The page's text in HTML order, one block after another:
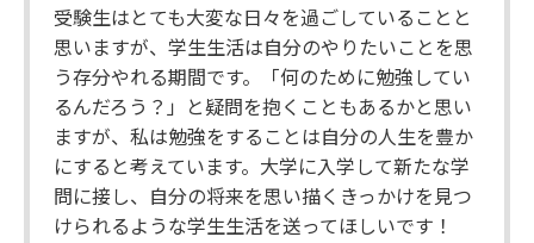
受験生はとても大変な日々を過ごしていることと
思いますが、学生生活は自分のやりたいことを思
う存分やれる期間です。「何のために勉強してい
るんだろう？」と疑問を抱くこともあるかと思い
ますが、私は勉強をすることは自分の人生を豊か
にすると考えています。大学に入学して新たな学
問に接し、自分の将来を思い描くきっかけを見つ
けられるような学生生活を送ってほしいです！